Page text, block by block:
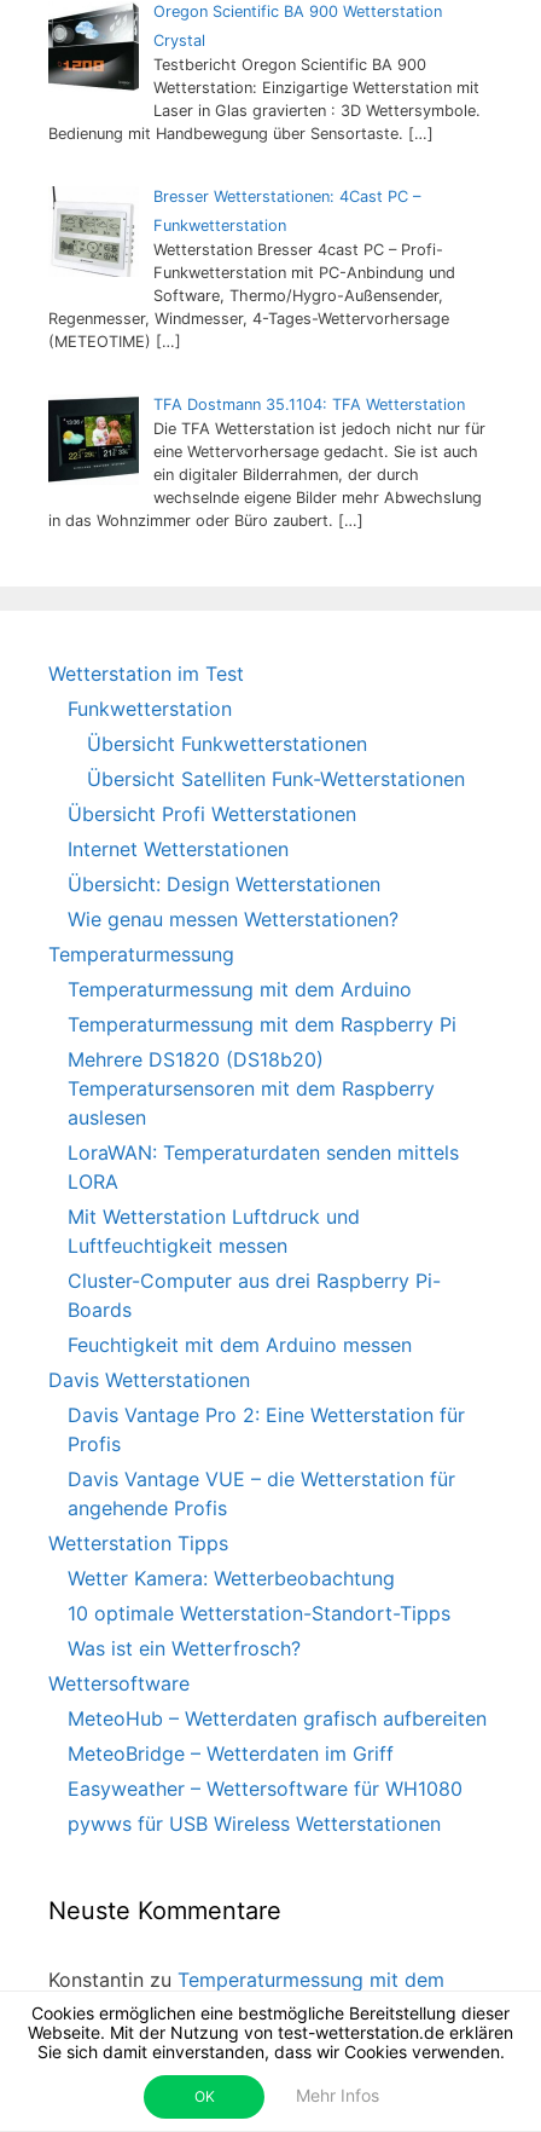
Cookies ermöglichen eine bestmögliche Bereitstellung dieser
Webseite. Mit der Nutzung von test-wetterstation.de erklären
Sie sich damit einverstanden, dass wir Cookies verwenden.
OK Mehr Infos
Oregon Scientific BA 900 Wetterstation
Crystal
Testbericht Oregon Scientific BA 900
Wetterstation: Einzigartige Wetterstation mit
Laser in Glas gravierten : 3D Wettersymbole.
Bedienung mit Handbewegung über Sensortaste. […]
Bresser Wetterstationen: 4Cast PC –
Funkwetterstation
Wetterstation Bresser 4cast PC – Profi-
Funkwetterstation mit PC-Anbindung und
Software, Thermo/Hygro-Außensender,
Regenmesser, Windmesser, 4-Tages-Wettervorhersage
(METEOTIME) […]
TFA Dostmann 35.1104: TFA Wetterstation
Die TFA Wetterstation ist jedoch nicht nur für
eine Wettervorhersage gedacht. Sie ist auch
ein digitaler Bilderrahmen, der durch
wechselnde eigene Bilder mehr Abwechslung
in das Wohnzimmer oder Büro zaubert. […]
Wetterstation im Test
Funkwetterstation
Übersicht Funkwetterstationen
Übersicht Satelliten Funk-Wetterstationen
Übersicht Profi Wetterstationen
Internet Wetterstationen
Übersicht: Design Wetterstationen
Wie genau messen Wetterstationen?
Temperaturmessung
Temperaturmessung mit dem Arduino
Temperaturmessung mit dem Raspberry Pi
Mehrere DS1820 (DS18b20)
Temperatursensoren mit dem Raspberry
auslesen
LoraWAN: Temperaturdaten senden mittels
LORA
Mit Wetterstation Luftdruck und
Luftfeuchtigkeit messen
Cluster-Computer aus drei Raspberry Pi-
Boards
Feuchtigkeit mit dem Arduino messen
Davis Wetterstationen
Davis Vantage Pro 2: Eine Wetterstation für
Profis
Davis Vantage VUE – die Wetterstation für
angehende Profis
Wetterstation Tipps
Wetter Kamera: Wetterbeobachtung
10 optimale Wetterstation-Standort-Tipps
Was ist ein Wetterfrosch?
Wettersoftware
MeteoHub – Wetterdaten grafisch aufbereiten
MeteoBridge – Wetterdaten im Griff
Easyweather – Wettersoftware für WH1080
pywws für USB Wireless Wetterstationen
Neuste Kommentare
Konstantin zu Temperaturmessung mit dem
Arduino
AndreaszuTemperaturmessung mit dem
Raspberry Pi
Manfred Mariak
zu
10 optimale Wetterstation-